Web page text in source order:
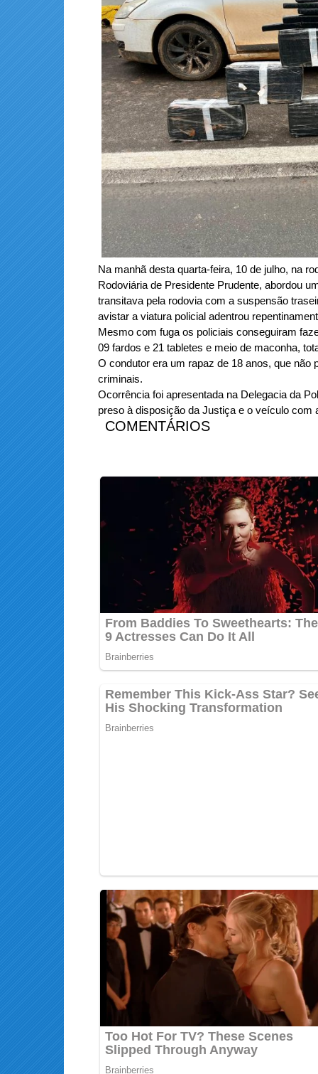
Na manhã desta quarta-feira, 10 de julho, na
Rodoviária de Presidente Prudente, abordou
transitava pela rodovia com a suspensão
avistar a viatura policial adentrou
Mesmo com fuga os policiais conseguiram
09 fardos e 21 tabletes e meio de maconha,
O condutor era um rapaz de 18 anos, que
criminais.
Ocorrência foi apresentada na Delegacia da
preso à disposição da Justiça e o veículo com
COMENTÁRIOS